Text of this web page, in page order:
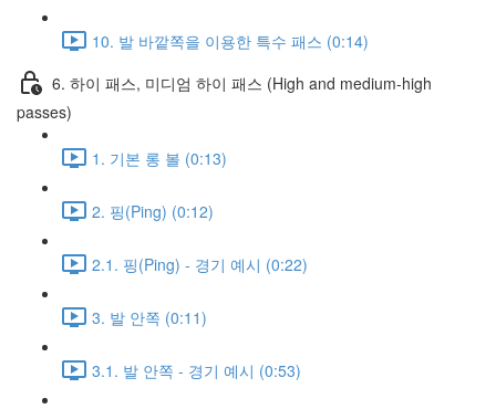
10. 발 바깥쪽을 이용한 특수 패스 (0:14)
6. 하이 패스, 미디엄 하이 패스 (High and medium-high
passes)
1. 기본 롱 볼 (0:13)
2. 핑(Ping) (0:12)
2.1. 핑(Ping) - 경기 예시 (0:22)
3. 발 안쪽 (0:11)
3.1. 발 안쪽 - 경기 예시 (0:53)